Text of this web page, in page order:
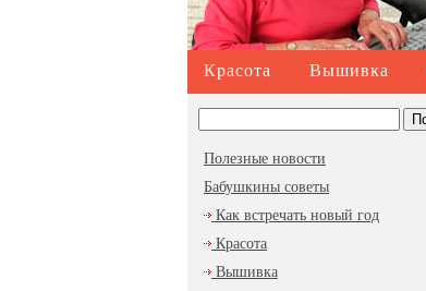
Красота Вышивка
Полезные новости
Бабушкины советы
Как встречать новый год
Красота
Вышивка